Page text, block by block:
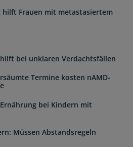
Frauen mit metastasiertem
hilft bei unklaren Verdachtsfällen
Termine kosten nAMD-
bei Kindern mit
Müssen Abstandsregeln